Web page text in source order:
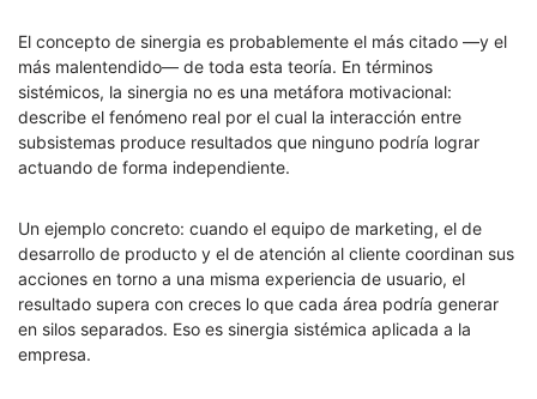
El concepto de sinergia es probablemente el más citado —y el
más malentendido— de toda esta teoría. En términos
sistémicos, la sinergia no es una metáfora motivacional:
describe el fenómeno real por el cual la interacción entre
subsistemas produce resultados que ninguno podría lograr
actuando de forma independiente.
Un ejemplo concreto: cuando el equipo de marketing, el de
desarrollo de producto y el de atención al cliente coordinan sus
acciones en torno a una misma experiencia de usuario, el
resultado supera con creces lo que cada área podría generar
en silos separados. Eso es sinergia sistémica aplicada a la
empresa.